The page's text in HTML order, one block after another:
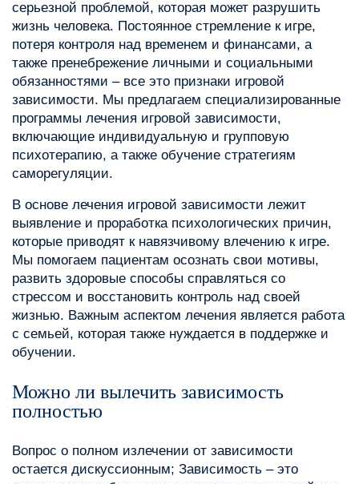
серьезной проблемой, которая может разрушить
жизнь человека. Постоянное стремление к игре,
потеря контроля над временем и финансами, а
также пренебрежение личными и социальными
обязанностями – все это признаки игровой
зависимости. Мы предлагаем специализированные
программы лечения игровой зависимости,
включающие индивидуальную и групповую
психотерапию, а также обучение стратегиям
саморегуляции.
В основе лечения игровой зависимости лежит
выявление и проработка психологических причин,
которые приводят к навязчивому влечению к игре.
Мы помогаем пациентам осознать свои мотивы,
развить здоровые способы справляться со
стрессом и восстановить контроль над своей
жизнью. Важным аспектом лечения является работа
с семьей, которая также нуждается в поддержке и
обучении.
Можно ли вылечить зависимость
полностью
Вопрос о полном излечении от зависимости
остается дискуссионным; Зависимость – это